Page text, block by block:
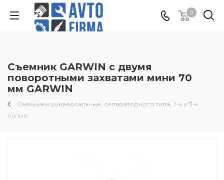
0
Съемник GARWIN с двумя
поворотными захватами мини 70
мм GARWIN
Съемники универсальные, сепараторного типа, 2-х и 3-х
лапые.